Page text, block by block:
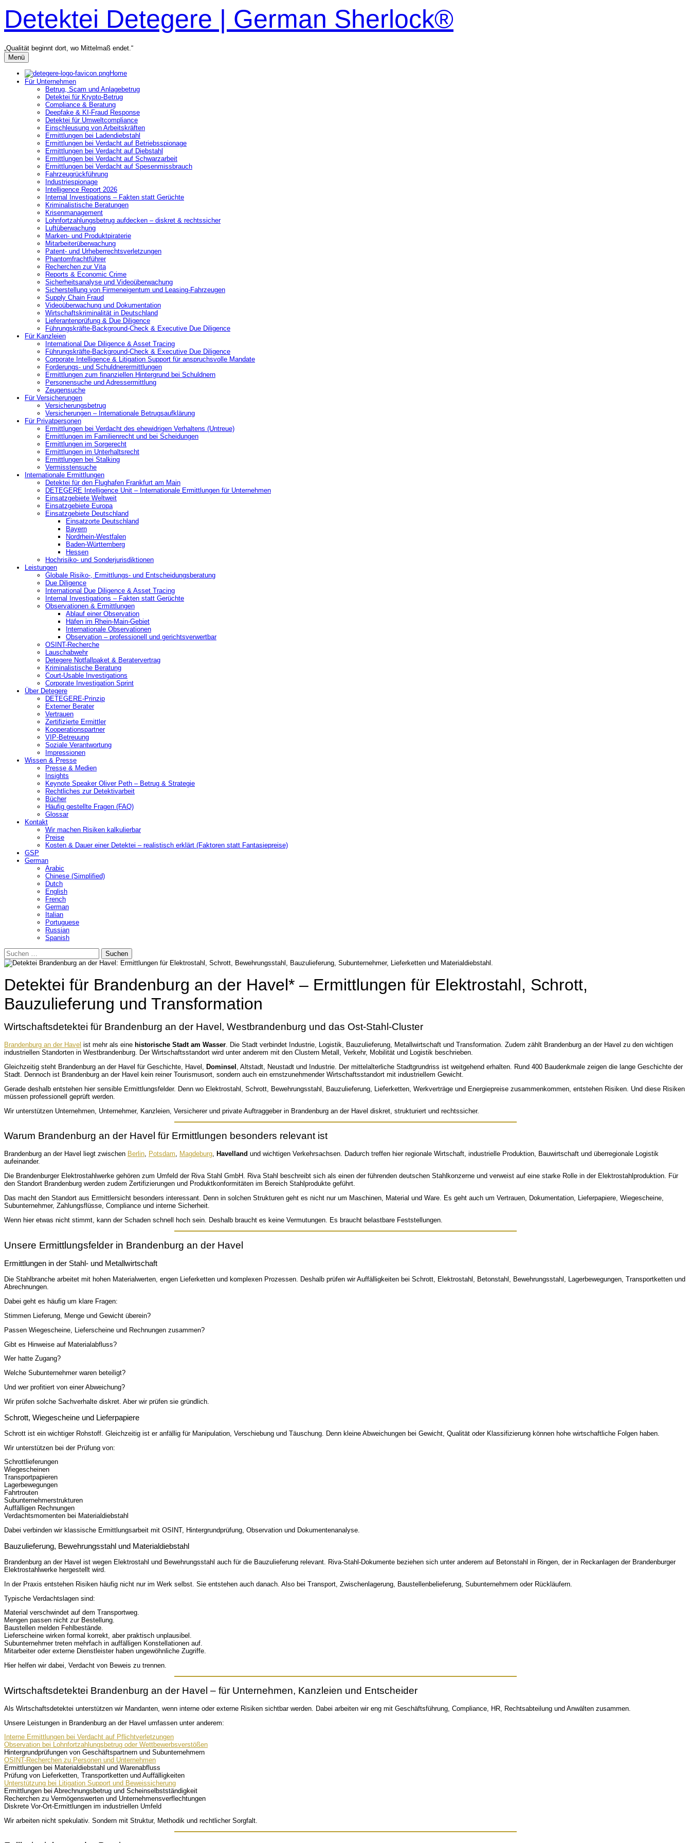
Inhalt
überspringen
Detektei Detegere | German Sherlock®
„Qualität beginnt dort, wo Mittelmaß endet.“
Menü
Home
Für Unternehmen
Betrug, Scam und Anlagebetrug
Detektei für Krypto-Betrug
Compliance & Beratung
Deepfake & KI-Fraud Response
Detektei für Umweltcompliance
Einschleusung von Arbeitskräften
Ermittlungen bei Ladendiebstahl
Ermittlungen bei Verdacht auf Betriebsspionage
Ermittlungen bei Verdacht auf Diebstahl
Ermittlungen bei Verdacht auf Schwarzarbeit
Ermittlungen bei Verdacht auf Spesenmissbrauch
Fahrzeugrückführung
Industriespionage
Intelligence Report 2026
Internal Investigations – Fakten statt Gerüchte
Kriminalistische Beratungen
Krisenmanagement
Lohnfortzahlungsbetrug aufdecken – diskret & rechtssicher
Luftüberwachung
Marken- und Produktpiraterie
Mitarbeiterüberwachung
Patent- und Urheberrechtsverletzungen
Phantomfrachtführer
Recherchen zur Vita
Reports & Economic Crime
Sicherheitsanalyse und Videoüberwachung
Sicherstellung von Firmeneigentum und Leasing-Fahrzeugen
Supply Chain Fraud
Videoüberwachung und Dokumentation
Wirtschaftskriminalität in Deutschland
Lieferantenprüfung & Due Diligence
Führungskräfte-Background-Check & Executive Due Diligence
Für Kanzleien
International Due Diligence & Asset Tracing
Führungskräfte-Background-Check & Executive Due Diligence
Corporate Intelligence & Litigation Support für anspruchsvolle Mandate
Forderungs- und Schuldnerermittlungen
Ermittlungen zum finanziellen Hintergrund bei Schuldnern
Personensuche und Adressermittlung
Zeugensuche
Für Versicherungen
Versicherungsbetrug
Versicherungen – Internationale Betrugsaufklärung
Für Privatpersonen
Ermittlungen bei Verdacht des ehewidrigen Verhaltens (Untreue)
Ermittlungen im Familienrecht und bei Scheidungen
Ermittlungen im Sorgerecht
Ermittlungen im Unterhaltsrecht
Ermittlungen bei Stalking
Vermisstensuche
Internationale Ermittlungen
Detektei für den Flughafen Frankfurt am Main
DETEGERE Intelligence Unit – Internationale Ermittlungen für Unternehmen
Einsatzgebiete Weltweit
Einsatzgebiete Europa
Einsatzgebiete Deutschland
Einsatzorte Deutschland
Bayern
Nordrhein-Westfalen
Baden-Württemberg
Hessen
Hochrisiko- und Sonderjurisdiktionen
Leistungen
Globale Risiko-, Ermittlungs- und Entscheidungsberatung
Due Diligence
International Due Diligence & Asset Tracing
Internal Investigations – Fakten statt Gerüchte
Observationen & Ermittlungen
Ablauf einer Observation
Häfen im Rhein-Main-Gebiet
Internationale Observationen
Observation – professionell und gerichtsverwertbar
OSINT-Recherche
Lauschabwehr
Detegere Notfallpaket & Beratervertrag
Kriminalistische Beratung
Court-Usable Investigations
Corporate Investigation Sprint
Über Detegere
DETEGERE-Prinzip
Externer Berater
Vertrauen
Zertifizierte Ermittler
Kooperationspartner
VIP-Betreuung
Soziale Verantwortung
Impressionen
Wissen & Presse
Presse & Medien
Insights
Keynote Speaker Oliver Peth – Betrug & Strategie
Rechtliches zur Detektivarbeit
Bücher
Häufig gestellte Fragen (FAQ)
Glossar
Kontakt
Wir machen Risiken kalkulierbar
Preise
Kosten & Dauer einer Detektei – realistisch erklärt (Faktoren statt Fantasiepreise)
GSP
German
Arabic
Chinese (Simplified)
Dutch
English
French
German
Italian
Portuguese
Russian
Spanish
Suchen
nach:
Detektei für Brandenburg an der Havel* – Ermittlungen für Elektrostahl, Schrott,
Bauzulieferung und Transformation
Wirtschaftsdetektei für Brandenburg an der Havel, Westbrandenburg und das Ost-Stahl-Cluster
Brandenburg an der Havel ist mehr als eine historische Stadt am Wasser. Die Stadt verbindet Industrie, Logistik, Bauzulieferung, Metallwirtschaft und Transformation. Zudem zählt Brandenburg an der Havel zu den wichtigen
industriellen Standorten in Westbrandenburg. Der Wirtschaftsstandort wird unter anderem mit den Clustern Metall, Verkehr, Mobilität und Logistik beschrieben.
Gleichzeitig steht Brandenburg an der Havel für Geschichte, Havel, Dominsel , Altstadt, Neustadt und Industrie. Der mittelalterliche Stadtgrundriss ist weitgehend erhalten. Rund 400 Baudenkmale zeigen die lange Geschichte der
Stadt. Dennoch ist Brandenburg an der Havel kein reiner Tourismusort, sondern auch ein ernstzunehmender Wirtschaftsstandort mit industriellem Gewicht.
Gerade deshalb entstehen hier sensible Ermittlungsfelder. Denn wo Elektrostahl, Schrott, Bewehrungsstahl, Bauzulieferung, Lieferketten, Werkverträge und Energiepreise zusammenkommen, entstehen Risiken. Und diese Risiken
müssen professionell geprüft werden.
Wir unterstützen Unternehmen, Unternehmer, Kanzleien, Versicherer und private Auftraggeber in Brandenburg an der Havel diskret, strukturiert und rechtssicher.
Warum Brandenburg an der Havel für Ermittlungen besonders relevant ist
Brandenburg an der Havel liegt zwischen Berlin, Potsdam, Magdeburg, Havelland und wichtigen Verkehrsachsen. Dadurch treffen hier regionale Wirtschaft, industrielle Produktion, Bauwirtschaft und überregionale Logistik
aufeinander.
Die Brandenburger Elektrostahlwerke gehören zum Umfeld der Riva Stahl GmbH. Riva Stahl beschreibt sich als einen der führenden deutschen Stahlkonzerne und verweist auf eine starke Rolle in der Elektrostahlproduktion. Für
den Standort Brandenburg werden zudem Zertifizierungen und Produktkonformitäten im Bereich Stahlprodukte geführt.
Das macht den Standort aus Ermittlersicht besonders interessant. Denn in solchen Strukturen geht es nicht nur um Maschinen, Material und Ware. Es geht auch um Vertrauen, Dokumentation, Lieferpapiere, Wiegescheine,
Subunternehmer, Zahlungsflüsse, Compliance und interne Sicherheit.
Wenn hier etwas nicht stimmt, kann der Schaden schnell hoch sein. Deshalb braucht es keine Vermutungen. Es braucht belastbare Feststellungen.
Unsere Ermittlungsfelder in Brandenburg an der Havel
Ermittlungen in der Stahl- und Metallwirtschaft
Die Stahlbranche arbeitet mit hohen Materialwerten, engen Lieferketten und komplexen Prozessen. Deshalb prüfen wir Auffälligkeiten bei Schrott, Elektrostahl, Betonstahl, Bewehrungsstahl, Lagerbewegungen, Transportketten und
Abrechnungen.
Dabei geht es häufig um klare Fragen:
Stimmen Lieferung, Menge und Gewicht überein?
Passen Wiegescheine, Lieferscheine und Rechnungen zusammen?
Gibt es Hinweise auf Materialabfluss?
Wer hatte Zugang?
Welche Subunternehmer waren beteiligt?
Und wer profitiert von einer Abweichung?
Wir prüfen solche Sachverhalte diskret. Aber wir prüfen sie gründlich.
Schrott, Wiegescheine und Lieferpapiere
Schrott ist ein wichtiger Rohstoff. Gleichzeitig ist er anfällig für Manipulation, Verschiebung und Täuschung. Denn kleine Abweichungen bei Gewicht, Qualität oder Klassifizierung können hohe wirtschaftliche Folgen haben.
Wir unterstützen bei der Prüfung von:
Schrottlieferungen
Wiegescheinen
Transportpapieren
Lagerbewegungen
Fahrtrouten
Subunternehmerstrukturen
Auffälligen Rechnungen
Verdachtsmomenten bei Materialdiebstahl
Dabei verbinden wir klassische Ermittlungsarbeit mit OSINT, Hintergrundprüfung, Observation und Dokumentenanalyse.
Bauzulieferung, Bewehrungsstahl und Materialdiebstahl
Brandenburg an der Havel ist wegen Elektrostahl und Bewehrungsstahl auch für die Bauzulieferung relevant. Riva-Stahl-Dokumente beziehen sich unter anderem auf Betonstahl in Ringen, der in Reckanlagen der Brandenburger
Elektrostahlwerke hergestellt wird.
In der Praxis entstehen Risiken häufig nicht nur im Werk selbst. Sie entstehen auch danach. Also bei Transport, Zwischenlagerung, Baustellenbelieferung, Subunternehmern oder Rückläufern.
Typische Verdachtslagen sind:
Material verschwindet auf dem Transportweg.
Mengen passen nicht zur Bestellung.
Baustellen melden Fehlbestände.
Lieferscheine wirken formal korrekt, aber praktisch unplausibel.
Subunternehmer treten mehrfach in auffälligen Konstellationen auf.
Mitarbeiter oder externe Dienstleister haben ungewöhnliche Zugriffe.
Hier helfen wir dabei, Verdacht von Beweis zu trennen.
Wirtschaftsdetektei Brandenburg an der Havel – für Unternehmen, Kanzleien und Entscheider
Als Wirtschaftsdetektei unterstützen wir Mandanten, wenn interne oder externe Risiken sichtbar werden. Dabei arbeiten wir eng mit Geschäftsführung, Compliance, HR, Rechtsabteilung und Anwälten zusammen.
Unsere Leistungen in Brandenburg an der Havel umfassen unter anderem:
Interne Ermittlungen bei Verdacht auf Pflichtverletzungen
Observation bei Lohnfortzahlungsbetrug oder Wettbewerbsverstößen
Hintergrundprüfungen von Geschäftspartnern und Subunternehmern
OSINT-Recherchen zu Personen und Unternehmen
Ermittlungen bei Materialdiebstahl und Warenabfluss
Prüfung von Lieferketten, Transportketten und Auffälligkeiten
Unterstützung bei Litigation Support und Beweissicherung
Ermittlungen bei Abrechnungsbetrug und Scheinselbstständigkeit
Recherchen zu Vermögenswerten und Unternehmensverflechtungen
Diskrete Vor-Ort-Ermittlungen im industriellen Umfeld
Wir arbeiten nicht spekulativ. Sondern mit Struktur, Methodik und rechtlicher Sorgfalt.